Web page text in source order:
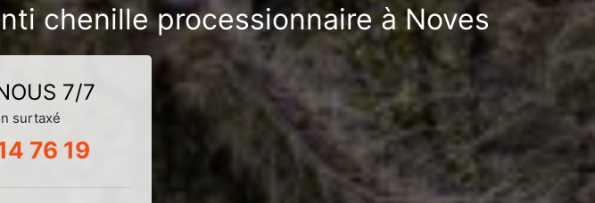
chenille processionnaire à Noves
7/7
surtaxé
76 19